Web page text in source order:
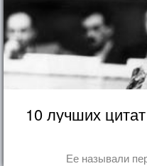
10 лучших
Ее называли